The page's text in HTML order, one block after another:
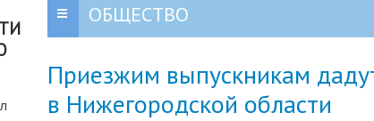
ОБЩЕСТВО
Приезжим выпускникам
в Нижегородской области